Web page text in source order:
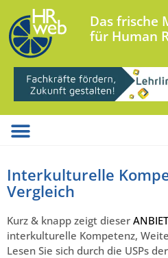
Das frische
für Human
Interkulturelle
Vergleich
Kurz & knapp zeigt dieser
interkulturelle Kompetenz,
Lesen Sie sich durch die USPs